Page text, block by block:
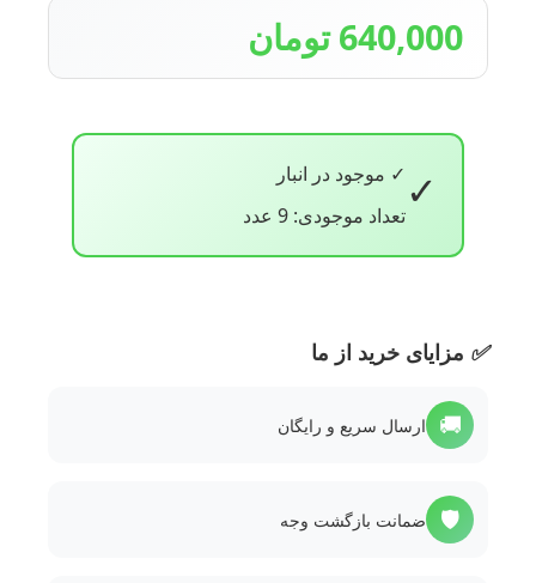
640,000 تومان
✓ ✓ موجود در انبار
تعداد موجودی: 9 عدد
✅ مزایای خرید از ما
🚚 ارسال سریع و رایگان
🛡️ ضمانت بازگشت وجه